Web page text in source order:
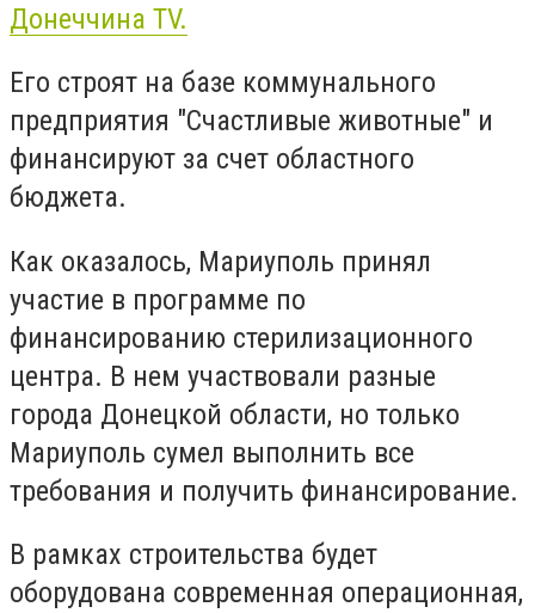
Донеччина TV.
Его строят на базе коммунального
предприятия "Счастливые животные" и
финансируют за счет областного
бюджета.
Как оказалось, Мариуполь принял
участие в программе по
финансированию стерилизационного
центра. В нем участвовали разные
города Донецкой области, но только
Мариуполь сумел выполнить все
требования и получить финансирование.
В рамках строительства будет
оборудована современная операционная,